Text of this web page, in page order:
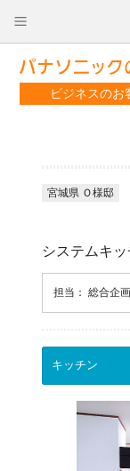
ビジネスのお
宮城県 Ｏ様邸
システムキ
担当： 総合企